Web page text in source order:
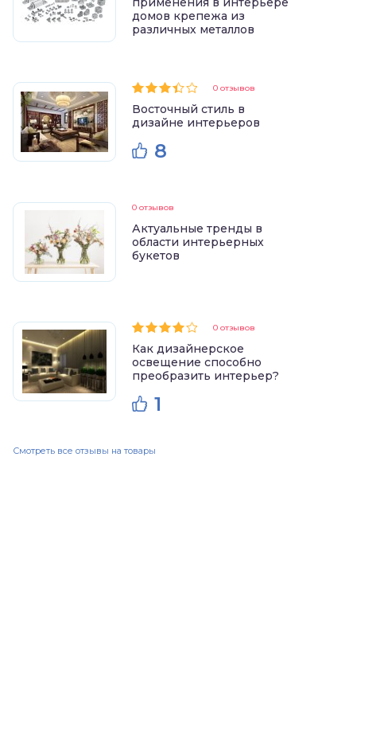
домов крепежа из
различных металлов
0 отзывов
Восточный стиль в
дизайне интерьеров
8
0 отзывов
Актуальные тренды в
области интерьерных
букетов
0 отзывов
Как дизайнерское
освещение способно
преобразить интерьер?
1
Смотреть все отзывы на товары